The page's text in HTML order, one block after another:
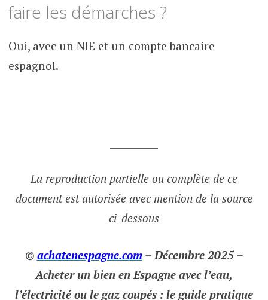
faire les démarches ?
Oui, avec un NIE et un compte bancaire
espagnol.
La reproduction partielle ou complète de ce
document est autorisée avec mention de la source
ci-dessous
© achatenespagne.com– Décembre 2025 –
Acheter un bien en Espagne avec l’eau,
l’électricité ou le gaz coupés : le guide pratique